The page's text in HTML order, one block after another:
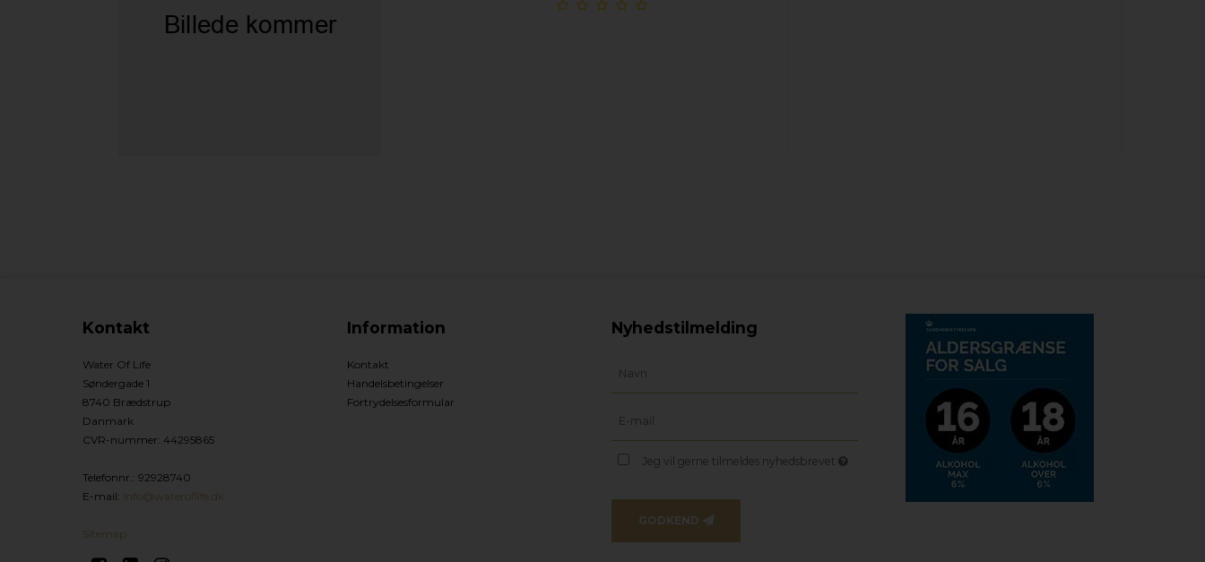
Kontakt
Water Of Life
Søndergade 1
8740 Brædstrup
Danmark
CVR-nummer: 44295865
Telefonnr.: 92928740
E-mail: Info@wateroflife.dk
Sitemap
Information
Kontakt
Handelsbetingelser
Fortrydelsesformular
Nyhedstilmelding
Jeg vil gerne tilmeldes nyhedsbrevet
GODKEND